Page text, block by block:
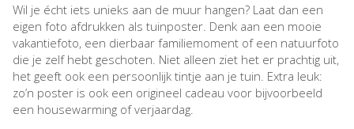
Wil je écht iets unieks aan de muur hangen? Laat dan een
eigen foto afdrukken als tuinposter. Denk aan een mooie
vakantiefoto, een dierbaar familiemoment of een natuurfoto
die je zelf hebt geschoten. Niet alleen ziet het er prachtig uit,
het geeft ook een persoonlijk tintje aan je tuin. Extra leuk:
zo’n poster is ook een origineel cadeau voor bijvoorbeeld
een housewarming of verjaardag.